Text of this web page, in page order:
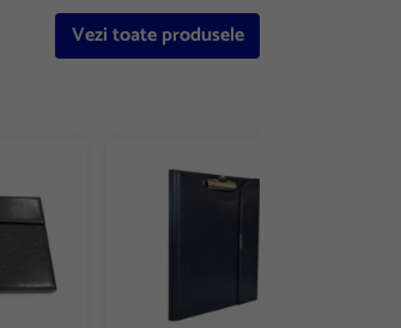
Vezi toate produsele